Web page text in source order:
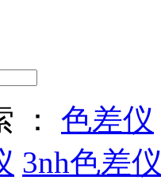
： 色差仪
3nh色差仪